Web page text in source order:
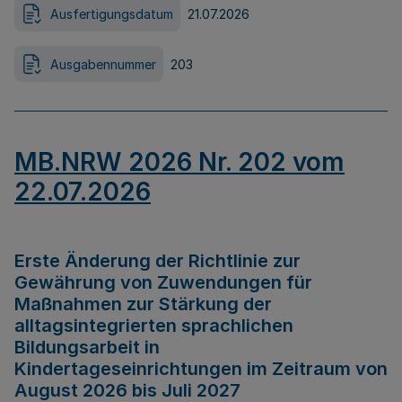
Ausfertigungsdatum 21.07.2026
Ausgabennummer 203
MB.NRW 2026 Nr. 202 vom
22.07.2026
Erste Änderung der Richtlinie zur
Gewährung von Zuwendungen für
Maßnahmen zur Stärkung der
alltagsintegrierten sprachlichen
Bildungsarbeit in
Kindertageseinrichtungen im Zeitraum von
August 2026 bis Juli 2027